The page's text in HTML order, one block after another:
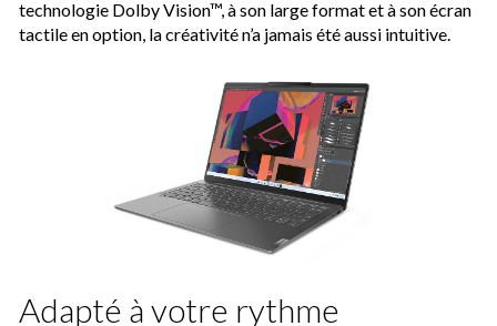
technologie Dolby Vision™, à son large format et à son écran
tactile en option, la créativité n’a jamais été aussi intuitive.
Adapté à votre rythme